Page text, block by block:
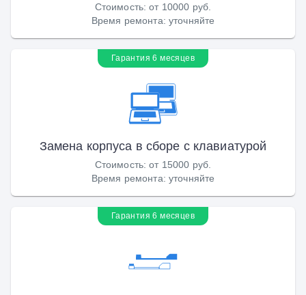
Стоимость:от 10000 руб.
Время ремонта: уточняйте
Гарантия 6 месяцев
Замена корпуса в сборе с клавиатурой
Стоимость:от 15000 руб.
Время ремонта: уточняйте
Гарантия 6 месяцев